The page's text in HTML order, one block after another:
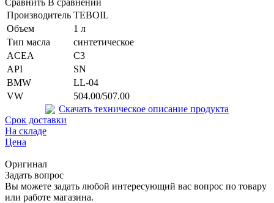
Производитель TEBOIL
Объем
1 л
Тип масла
синтетическое
ACEA
C3
API
SN
BMW
LL-04
VW
504.00/507.00
Скачать техническое описание продукта
Срок доставки
На складе
Цена
Оригинал
Задать вопрос
Вы можете задать любой интересующий вас вопрос по товару
или работе магазина.